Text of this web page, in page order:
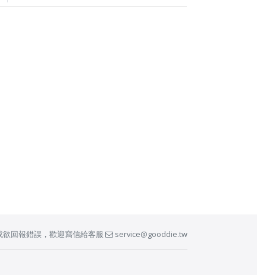
回報錯誤，歡迎寫信給客服 service@gooddie.tw